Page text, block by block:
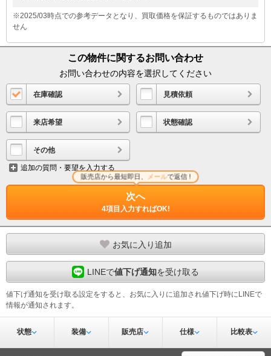
※2025/03時点での参考データとなり、買取価格を保証するものではありま
せん
この物件に関するお問い合わせ
お問い合わせの内容を選択してください
在庫確認 見積依頼
来店希望 状態確認
その他
追加の質問・要望を入力する
次へ
4項目入力すればOK!
販売店から最短即日、 メールで返信 !
お気に入り追加
LINEで値下げ通知を受け取る
値下げ通知を受け取る設定をすると、お気に入りに追加され値下げ時にLINEで
情報が通知されます。
状態 装備 販売店 仕様 比較表